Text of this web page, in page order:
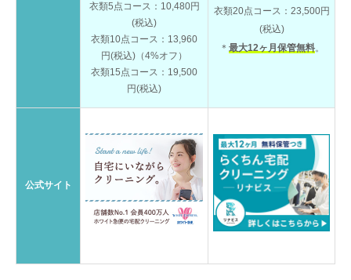
衣類5点コース：10,480円
(税込)
衣類10点コース：13,960
円(税込)（4%オフ）
衣類15点コース：19,500
円(税込)
衣類20点コース：23,500円
(税込)
＊ 最大12ヶ月保管無料。
公式サイト